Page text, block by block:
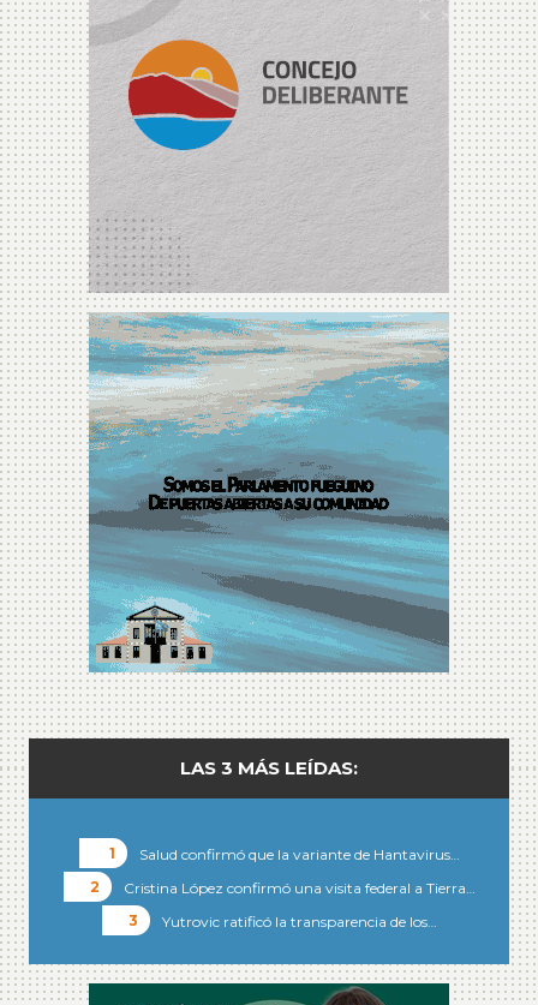
LAS 3 MÁS LEÍDAS:
Salud confirmó que la variante de Hantavirus…
Cristina López confirmó una visita federal a Tierra…
Yutrovic ratificó la transparencia de los…